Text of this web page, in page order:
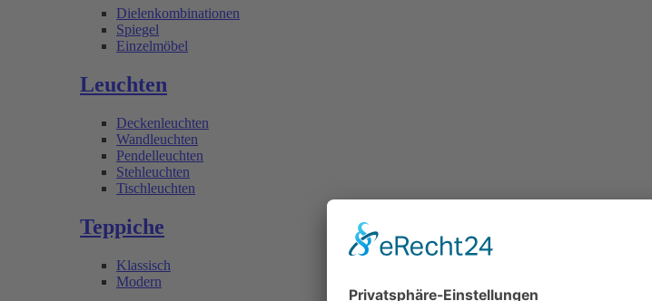
Dielenkombinationen
Spiegel
Einzelmöbel
Leuchten
Deckenleuchten
Wandleuchten
Pendelleuchten
Stehleuchten
Tischleuchten
Teppiche
Klassisch
Modern